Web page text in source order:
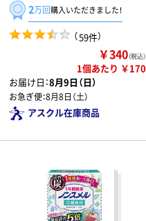
2万回購入いただきました！
（59件）
￥340（税込）
1個あたり ￥170
お届け日：8月9日（日）
お急ぎ便：8月8日（土）
アスクル在庫商品